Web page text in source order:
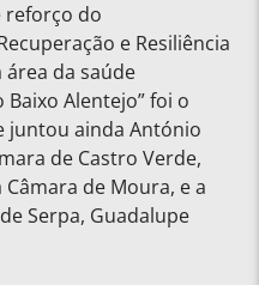
reforço do
e Resiliência
área da saúde
Alentejo” foi o
juntou ainda António
de Castro Verde,
de Moura, e a
Serpa, Guadalupe